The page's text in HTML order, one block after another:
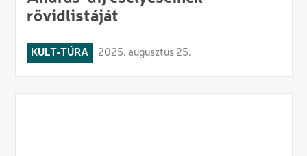
rövidlistáját
KULT-TÚRA 2025. augusztus 25.